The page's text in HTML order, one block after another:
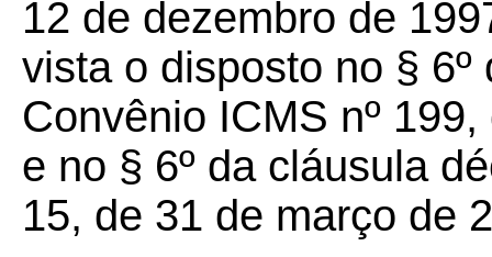
12 de dezembro de
vista o disposto no §
Convênio ICMS nº
e no § 6º da cláusula
15, de 31 de março de